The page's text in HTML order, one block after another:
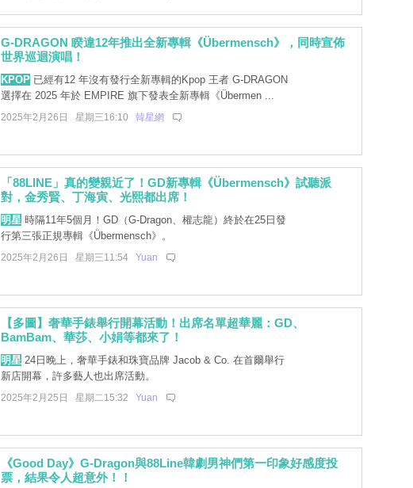
G-DRAGON 睽違12年推出全新專輯《Übermensch》，同時宣佈
世界巡迴演唱！
KPOP已經有12 年沒有發行全新專輯的Kpop 王者 G-DRAGON
選擇在 2025 年於 EMPIRE 旗下發表全新專輯《Übermen ...
2025年2月26日 星期三16:10 韓星網
「88LINE」真的變親近了！GD新專輯《Übermensch》試聽派
對，金秀賢、丁海寅、光熙都出席！
明星時隔11年5個月！GD（G-Dragon、權志龍）終於在25日發
行第三張正規專輯《Übermensch》。
2025年2月26日 星期三11:54 Yuan
【多圖】奢華手錶舉行開幕活動！出席名單超華麗：GD、
BamBam、華莎、小娟等都來了！
明星24日晚上，奢華手錶和珠寶品牌 Jacob & Co. 在首爾舉行
新店開幕，許多藝人也出席活動。
2025年2月25日 星期二15:32 Yuan
《Good Day》G-Dragon與88Line韓劇男神們第一印象好感度投
票，結果令人超意外！！